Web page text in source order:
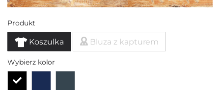
Produkt
Koszulka Bluza z kapturem
Wybierz kolor